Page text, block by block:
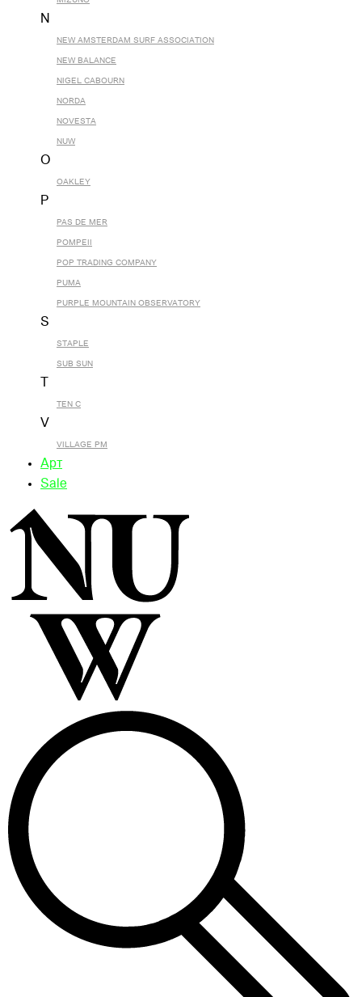
N
NEW AMSTERDAM SURF ASSOCIATION
NEW BALANCE
NIGEL CABOURN
NORDA
NOVESTA
NUW
O
OAKLEY
P
PAS DE MER
POMPEII
POP TRADING COMPANY
PUMA
PURPLE MOUNTAIN OBSERVATORY
S
STAPLE
SUB SUN
TEN C
V
VILLAGE PM
Арт
Sale